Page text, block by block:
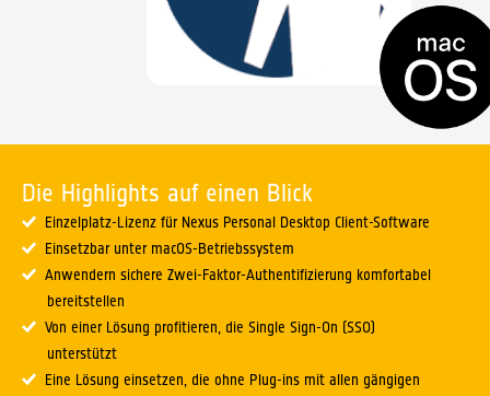
Die Highlights auf einen Blick
Einzelplatz-Lizenz für Nexus Personal Desktop Client-Software
Einsetzbar unter macOS-Betriebssystem
Anwendern sichere Zwei-Faktor-Authentifizierung komfortabel
bereitstellen
Von einer Lösung profitieren, die Single Sign-On (SSO)
unterstützt
Eine Lösung einsetzen, die ohne Plug-ins mit allen gängigen